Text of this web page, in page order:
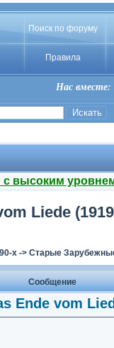
Поиск по форуму
Правила
Нас вместе:
высоким
Liede
х-> Старые
Сообщение
Ende vom